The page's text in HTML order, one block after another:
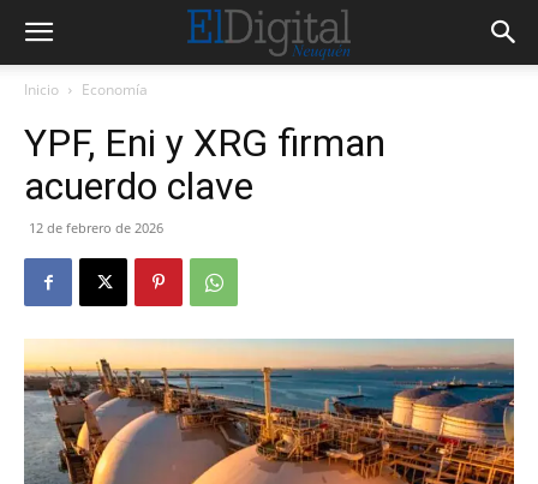
Inicio Economía
YPF, Eni y XRG firman
acuerdo clave
12 de febrero de 2026